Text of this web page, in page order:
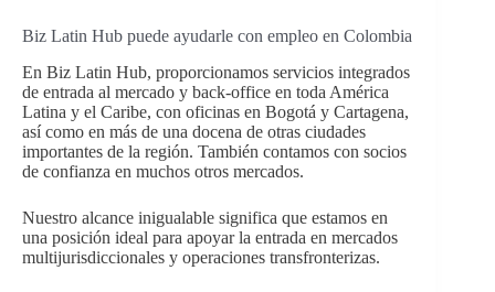
Biz Latin Hub puede ayudarle con empleo en Colombia
En Biz Latin Hub, proporcionamos servicios integrados
de entrada al mercado y back-office en toda América
Latina y el Caribe, con oficinas en Bogotá y Cartagena,
así como en más de una docena de otras ciudades
importantes de la región. También contamos con socios
de confianza en muchos otros mercados.
Nuestro alcance inigualable significa que estamos en
una posición ideal para apoyar la entrada en mercados
multijurisdiccionales y operaciones transfronterizas.